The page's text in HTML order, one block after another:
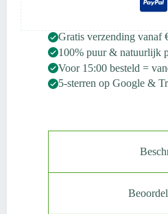
Gratis verzending vanaf
100% puur & natuurlijk
Voor 15:00 besteld =
5-sterren op Google &